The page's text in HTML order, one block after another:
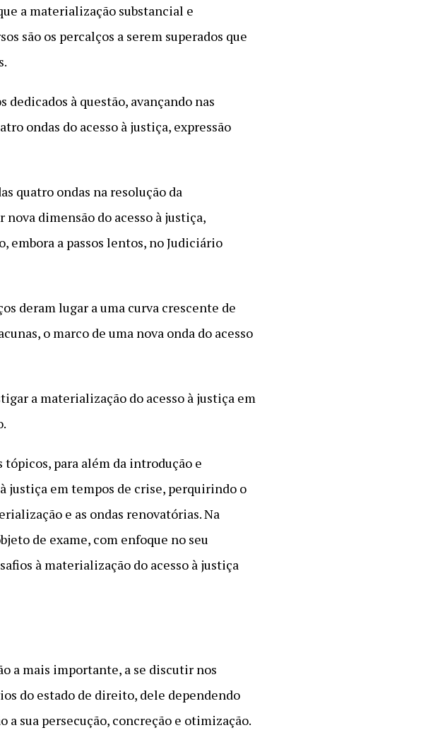
a materialização substancial e
são os percalços a serem superados que
à questão, avançando nas
ondas do acesso à justiça, expressão
quatro ondas na resolução da
dimensão do acesso à justiça,
embora a passos lentos, no Judiciário
deram lugar a uma curva crescente de
o marco de uma nova onda do acesso
a materialização do acesso à justiça em
tópicos, para além da introdução e
justiça em tempos de crise, perquirindo o
e as ondas renovatórias. Na
de exame, com enfoque no seu
à materialização do acesso à justiça
a mais importante, a se discutir nos
do estado de direito, dele dependendo
sua persecução, concreção e otimização.